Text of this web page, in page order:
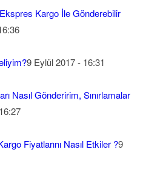
Ekspres Kargo İle Gönderebilir
9 Eylül 2017 - 16:31
Nasıl Gönderirim, Sınırlamalar
Fiyatlarını Nasıl Etkiler ?9